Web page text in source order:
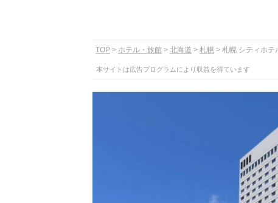
TOP ホテル・旅館 北海道 札幌 札幌 シティホテ
本サイトは広告プログラムにより収益を得ています